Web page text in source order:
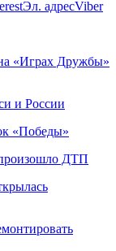
Эл. адресViber
«Играх Дружбы»
и России
«Победы»
ДТП